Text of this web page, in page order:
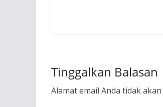
Tinggalkan Balasan
Alamat email Anda tidak